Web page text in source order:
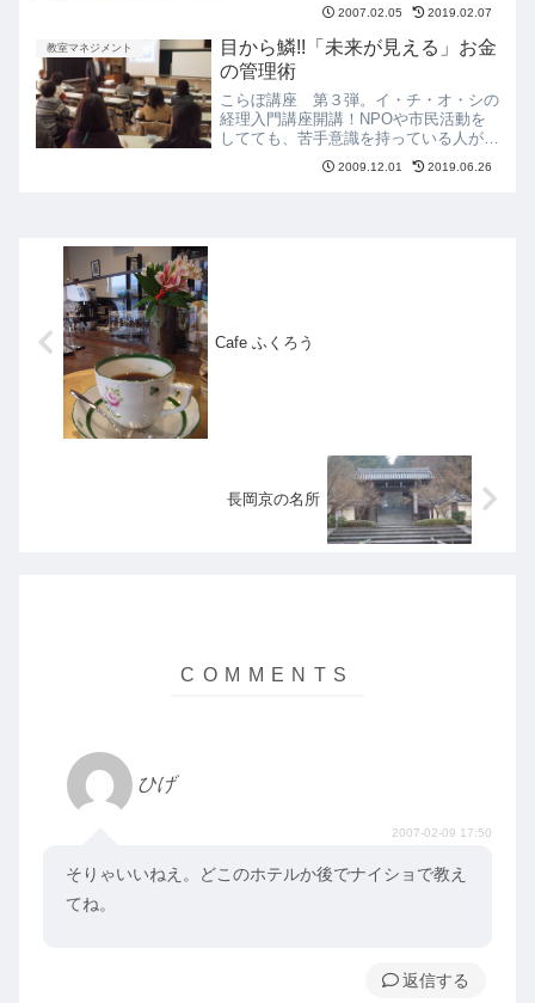
学生の新連載が始まりました！シューズ
マニアのスタッフが、マイナースポーツ
選手に推薦するシューズのコーナーも
START!!キネシ...
2007.02.05 2019.02.07
教室マネジメント
目から鱗!!「未来が見える」お金
の管理術
こらぼ講座 第３弾。イ・チ・オ・シの
経理入門講座開講！NPOや市民活動を
してても、苦手意識を持っている人が多
いオカネの管理。まずは１歩 踏み出し
てみよう!ということで、今回受講され
2009.12.01 2019.06.26
Cafe ふくろう
長岡京の名所
ひげ
2007-02-09 17:50
そりゃいいねえ。どこのホテルか後でナイショで教え
てね。
返信